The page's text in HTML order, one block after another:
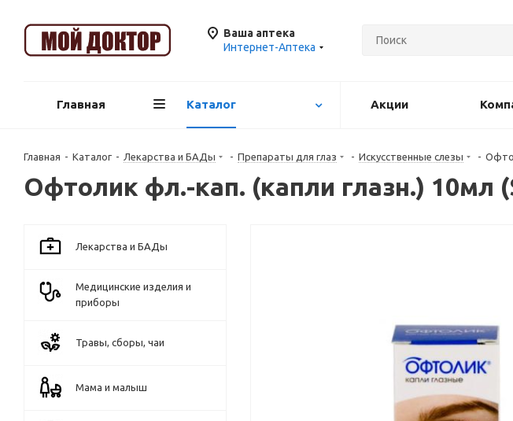
Ваша аптека
Интернет-Аптека
Главная Каталог Акции
Главная - Каталог - Лекарства и БАДы - Препараты для глаз - Искусственные слезы -
Офтолик фл.-кап. (капли глазн.) 10мл
Лекарства и БАДы
Медицинские изделия и
приборы
Травы, сборы, чаи
Мама и малыш